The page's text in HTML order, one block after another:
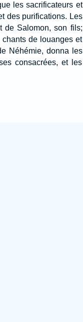
les sacrificateurs et
des purifications. Les
de Salomon, son fils;
de louanges et
Néhémie, donna les
consacrées, et les